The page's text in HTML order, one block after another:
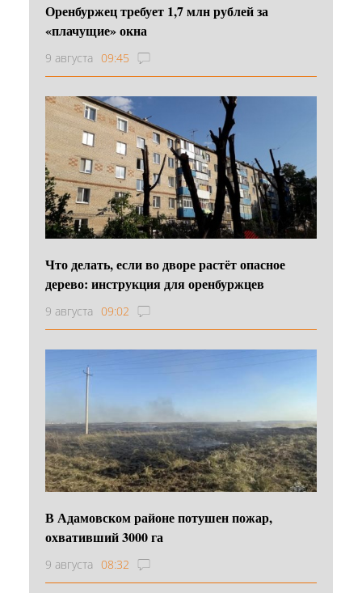
Оренбуржец требует 1,7 млн рублей за
«плачущие» окна
9 августа 09:45
Что делать, если во дворе растёт опасное
дерево: инструкция для оренбуржцев
9 августа 09:02
В Адамовском районе потушен пожар,
охвативший 3000 га
9 августа 08:32